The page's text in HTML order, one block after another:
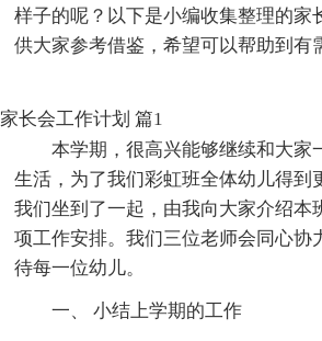
样子的呢？以下是小编收集整理的家
供大家参考借鉴，希望可以帮助到有
家长会工作计划 篇1
本学期，很高兴能够继续和大家
生活，为了我们彩虹班全体幼儿得到
我们坐到了一起，由我向大家介绍本
项工作安排。我们三位老师会同心协
待每一位幼儿。
一、 小结上学期的工作